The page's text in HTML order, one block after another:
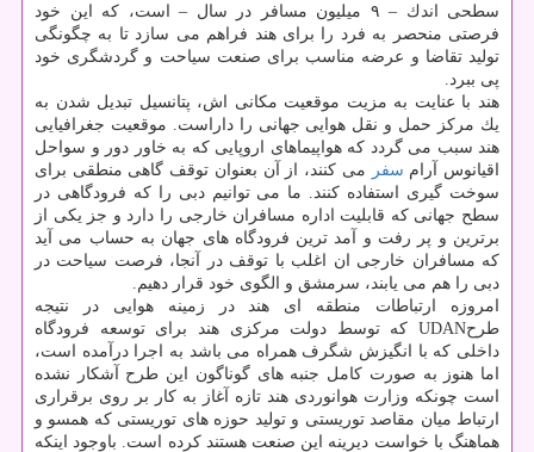
سطحی اندك – ۹ میلیون مسافر در سال – است، كه این خود
فرصتی منحصر به فرد را برای هند فراهم می سازد تا به چگونگی
تولید تقاضا و عرضه مناسب برای صنعت سیاحت و گردشگری خود
پی ببرد.
هند با عنایت به مزیت موقعیت مكانی اش، پتانسیل تبدیل شدن به
یك مركز حمل و نقل هوایی جهانی را داراست. موقعیت جغرافیایی
هند سبب می گردد كه هواپیماهای اروپایی كه به خاور دور و سواحل
اقیانوس آرام سفر
می كنند، از آن بعنوان توقف گاهی منطقی برای
سوخت گیری استفاده كنند. ما می توانیم دبی را كه فرودگاهی در
سطح جهانی كه قابلیت اداره مسافران خارجی را دارد و جز یكی از
برترین و پر رفت و آمد ترین فرودگاه های جهان به حساب می آید
كه مسافران خارجی ان اغلب با توقف در آنجا، فرصت سیاحت در
دبی را هم می یابند، سرمشق و الگوی خود قرار دهیم.
امروزه ارتباطات منطقه ای هند در زمینه هوایی در نتیجه
طرحUDAN كه توسط دولت مركزی هند برای توسعه فرودگاه
داخلی كه با انگیزش شگرف همراه می باشد به اجرا درآمده است،
اما هنوز به صورت كامل جنبه های گوناگون این طرح آشكار نشده
است چونكه وزارت هوانوردی هند تازه آغاز به كار بر روی برقراری
ارتباط میان مقاصد توریستی و تولید حوزه های توریستی كه همسو و
هماهنگ با خواست دیرینه این صنعت هستند كرده است. باوجود اینكه